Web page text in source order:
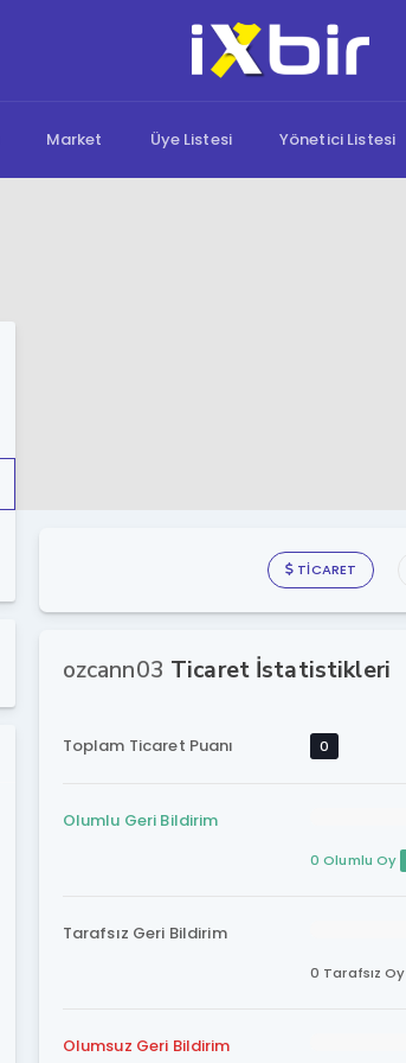
Market Üye Listesi Yönetici Listesi
TICARET
ozcann03 Ticaret İstatistikleri
Toplam Ticaret Puanı 0
Olumlu Geri Bildirim
0 Olumlu Oy
Tarafsız Geri Bildirim
0 Tarafsız Oy
Olumsuz Geri Bildirim